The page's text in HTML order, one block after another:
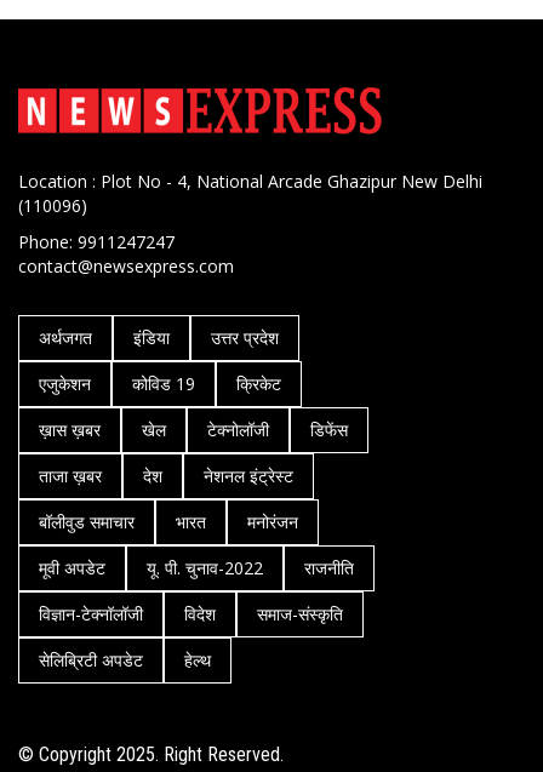
Location : Plot No - 4, National Arcade Ghazipur New Delhi
(110096)
Phone: 9911247247
contact@newsexpress.com
अर्थजगत इंडिया
उत्तर प्रदेश
एजुकेशन
कोविड 19
क्रिकेट
ख़ास ख़बर
खेल टेक्नोलॉजी
डिफेंस
ताजा ख़बर
देश
नेशनल इंट्रेस्ट
बॉलीवुड समाचार
भारत
मनोरंजन
मूवी अपडेट
यू. पी. चुनाव-2022
राजनीति
विज्ञान-टेक्नॉलॉजी
विदेश
समाज-संस्कृति
सेलिब्रिटी अपडेट
हेल्थ
© Copyright 2025. Right Reserved.